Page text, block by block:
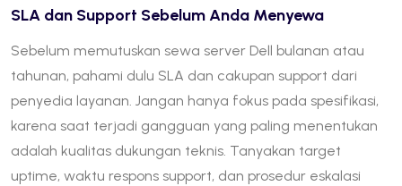
SLA dan Support Sebelum Anda Menyewa
Sebelum memutuskan sewa server Dell bulanan atau
tahunan, pahami dulu SLA dan cakupan support dari
penyedia layanan. Jangan hanya fokus pada spesifikasi,
karena saat terjadi gangguan yang paling menentukan
adalah kualitas dukungan teknis. Tanyakan target
uptime, waktu respons support, dan prosedur eskalasi